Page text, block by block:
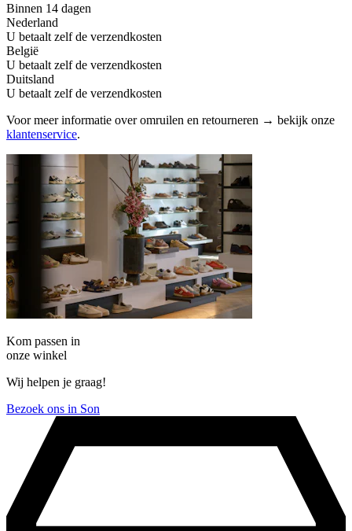
Binnen 14 dagen
Nederland
U betaalt zelf de verzendkosten
België
U betaalt zelf de verzendkosten
Duitsland
U betaalt zelf de verzendkosten
Voor meer informatie over omruilen en retourneren → bekijk onze
klantenservice.
Kom passen in
onze winkel
Wij helpen je graag!
Bezoek ons in Son